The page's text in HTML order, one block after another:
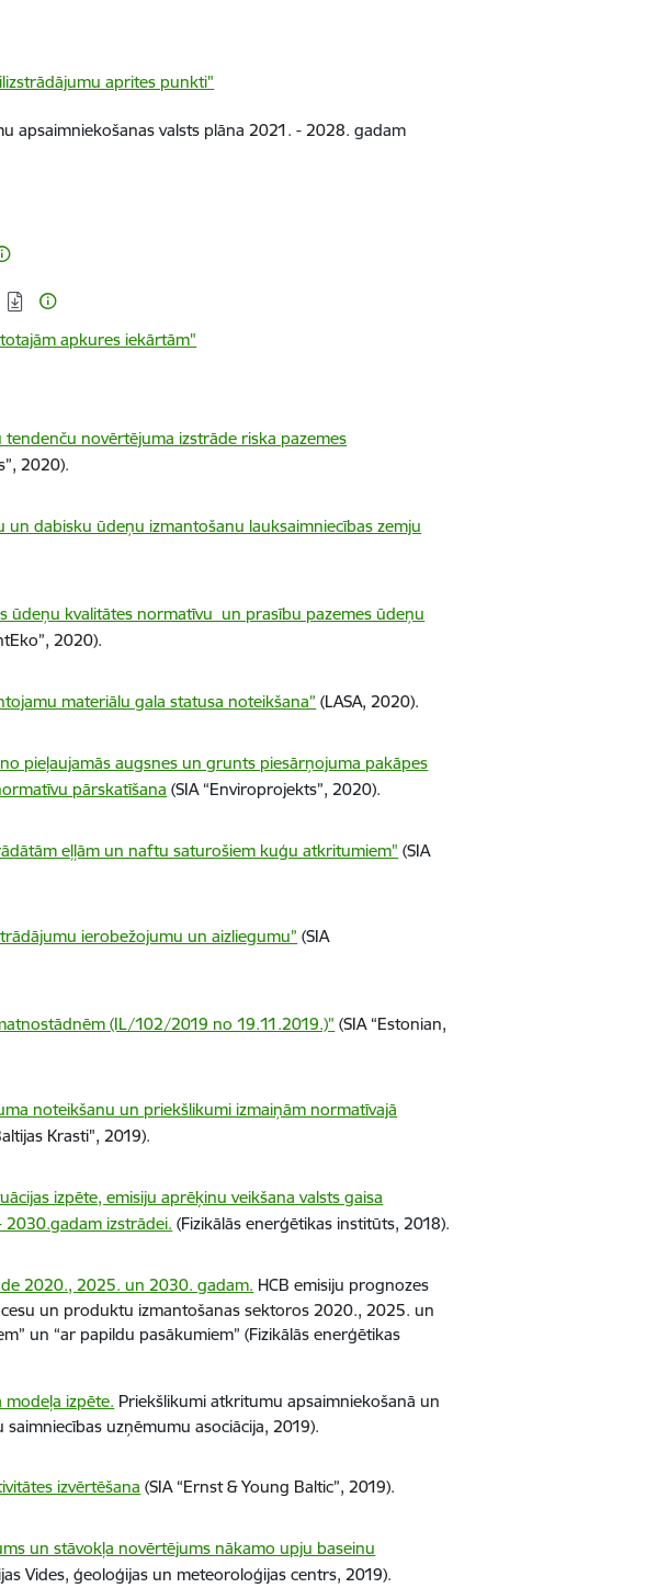
aprites punkti"
apsaimniekošanas valsts plāna 2021. - 2028. gadam
apkures iekārtām"
novērtējuma izstrāde riska pazemes
2020).
dabisku ūdeņu izmantošanu lauksaimniecības zemju
ūdeņu kvalitātes normatīvu un prasību pazemes ūdeņu
2020).
materiālu gala statusa noteikšana” (LASA, 2020).
pieļaujamās augsnes un grunts piesārņojuma pakāpes
pārskatīšana (SIA “Enviroprojekts”, 2020).
eļļām un naftu saturošiem kuģu atkritumiem" (SIA
ierobežojumu un aizliegumu” (SIA
(IL/102/2019 no 19.11.2019.)” (SIA “Estonian,
noteikšanu un priekšlikumi izmaiņām normatīvajā
Krasti", 2019).
izpēte, emisiju aprēķinu veikšana valsts gaisa
2030.gadam izstrādei. (Fizikālās enerģētikas institūts, 2018).
2020., 2025. un 2030. gadam. HCB emisiju prognozes
un produktu izmantošanas sektoros 2020., 2025. un
un “ar papildu pasākumiem” (Fizikālās enerģētikas
izpēte. Priekšlikumi atkritumu apsaimniekošanā un
uzņēmumu asociācija, 2019).
izvērtēšana (SIA “Ernst & Young Baltic”, 2019).
un stāvokļa novērtējums nākamo upju baseinu
Vides, ģeoloģijas un meteoroloģijas centrs, 2019).